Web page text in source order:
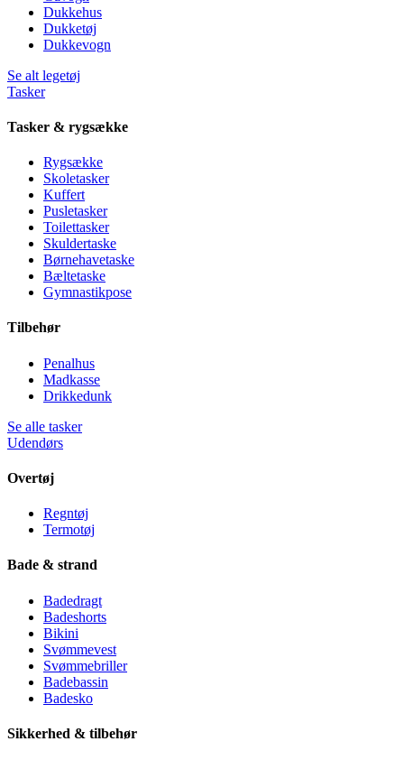
Dukkehus
Dukketøj
Dukkevogn
Se alt legetøj
Tasker
Tasker & rygsække
Rygsække
Skoletasker
Kuffert
Pusletasker
Toilettasker
Skuldertaske
Børnehavetaske
Bæltetaske
Gymnastikpose
Tilbehør
Penalhus
Madkasse
Drikkedunk
Se alle tasker
Udendørs
Overtøj
Regntøj
Termotøj
Bade & strand
Badedragt
Badeshorts
Bikini
Svømmevest
Svømmebriller
Badebassin
Badesko
Sikkerhed & tilbehør